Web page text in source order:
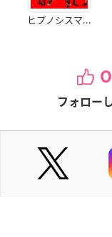
ヒプノシスマ...
フォロー